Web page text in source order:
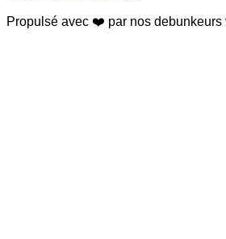
Propulsé avec ❤️ par nos debunkeurs